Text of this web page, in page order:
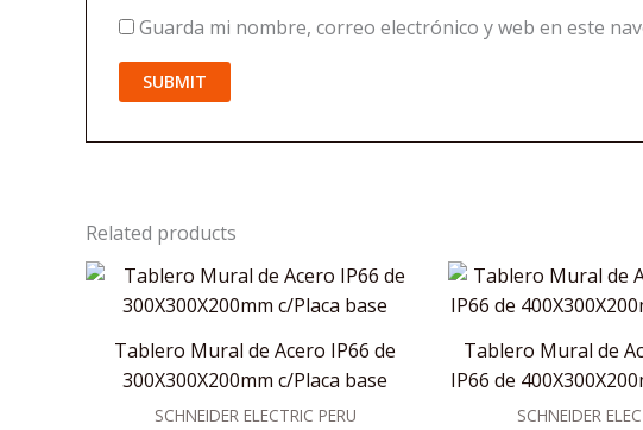
Guarda mi nombre, correo electrónico y web en este
Related products
Tablero Mural de Acero IP66 de
300X300X200mm c/Placa base
SCHNEIDER ELECTRIC PERU
Tablero Mural de
IP66 de
SCHNEIDER